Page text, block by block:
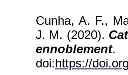
Cunha, A. F.,
J. M. (2020).
ennoblement.
doi:https://